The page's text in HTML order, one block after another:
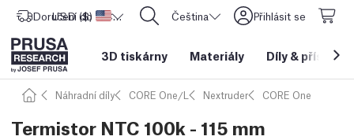
Doručení do Spojené státy americké
USD ($) CORE One L: Nyní skladem! Čeština Přihlásit se
3D tiskárny Materiály Díly &
Náhradní díly CORE One/L Nextruder CORE One
Termistor NTC 100k - 115 mm